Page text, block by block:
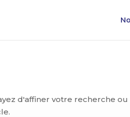
d'affiner votre recherche